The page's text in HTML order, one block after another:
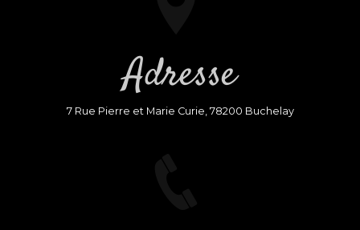
Adresse
7 Rue Pierre et Marie Curie, 78200 Buchelay